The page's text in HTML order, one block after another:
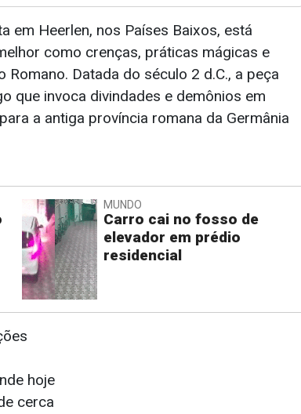
em Heerlen, nos Países Baixos, está
como crenças, práticas mágicas e
Datada do século 2 d.C., a peça
que invoca divindades e demônios em
a antiga província romana da Germânia
MUNDO
Carro cai no fosso de
elevador em prédio
residencial
hoje
cerca